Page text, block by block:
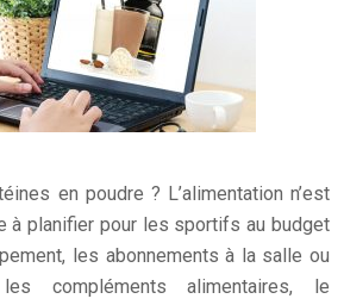
en poudre ? L’alimentation n’est
à planifier pour les sportifs au budget
les abonnements à la salle ou
compléments alimentaires, le